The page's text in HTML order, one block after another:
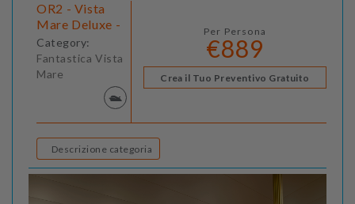
OR2 - Vista
Mare Deluxe -
Category:
Fantastica Vista
Mare
Per Persona
€889
Crea il Tuo Preventivo Gratuito
Descrizione categoria